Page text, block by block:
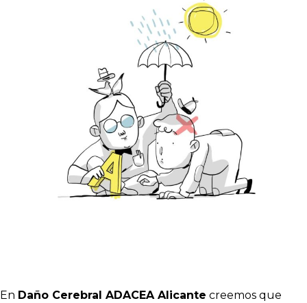
En Daño Cerebral ADACEA Alicante creemos que